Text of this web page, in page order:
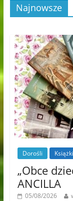
Najnowsze
Dorośli Książki
„Obce
ANCILLA
05/08/2026